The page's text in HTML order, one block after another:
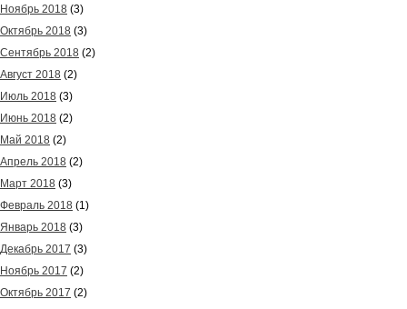
Ноябрь 2018 (3)
Октябрь 2018 (3)
Сентябрь 2018 (2)
Август 2018 (2)
Июль 2018 (3)
Июнь 2018 (2)
Май 2018 (2)
Апрель 2018 (2)
Март 2018 (3)
Февраль 2018 (1)
Январь 2018 (3)
Декабрь 2017 (3)
Ноябрь 2017 (2)
Октябрь 2017 (2)